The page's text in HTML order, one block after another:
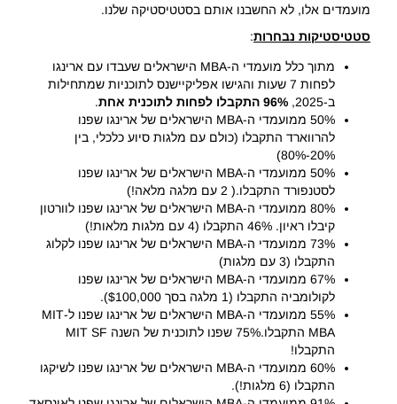
מועמדים אלו, לא החשבנו אותם בסטטיסטיקה שלנו.
סטטיסטיקות נבחרות:
מתוך כלל מועמדי ה-MBA הישראלים שעבדו עם ארינגו
לפחות 7 שעות והגישו אפליקיישנס לתוכניות שמתחילות
ב-2025,
96% התקבלו לפחות לתוכנית אחת
.
50% ממועמדי ה-MBA הישראלים של ארינגו שפנו
להרווארד התקבלו (כולם עם מלגות סיוע כלכלי, בין
20%-80%)
50% ממועמדי ה-MBA הישראלים של ארינגו שפנו
לסטנפורד התקבלו.( 2 עם מלגה מלאה!)
80% ממועמדי ה-MBA הישראלים של ארינגו שפנו לוורטון
קיבלו ראיון. 46% התקבלו (4 עם מלגות מלאות!)
73% ממועמדי ה-MBA הישראלים של ארינגו שפנו לקלוג
התקבלו (3 עם מלגות)
67% ממועמדי ה-MBA הישראלים של ארינגו שפנו
לקולומביה התקבלו (1 מלגה בסך $100,000).
55% ממועמדי ה-MBA הישראלים של ארינגו שפנו ל-MIT
MBA התקבלו.75% שפנו לתוכנית של השנה MIT SF
התקבלו!
60% ממועמדי ה-MBA הישראלים של ארינגו שפנו לשיקגו
התקבלו (6 מלגות!).